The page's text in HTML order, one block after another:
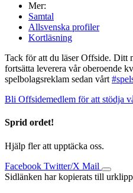
Mer:
Samtal
Allsvenska profiler
Kortläsning
Tack för att du läser Offside. Ditt
fortsätta leverera vår oberoende
spelbolagsreklam sedan vårt
Bli Offsidemedlem för att stödja
Sprid ordet!
Hjälp fler att upptäcka oss.
Facebook Twitter/X Mail
Sidlänken har kopierats till